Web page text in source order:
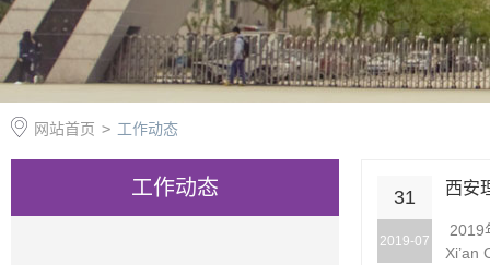
网站首页 > 工作动态
工作动态 31
2019-07
西安
2019
Xi’an